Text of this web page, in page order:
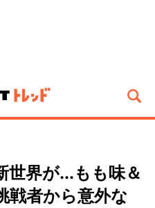
世界が...もも味＆
戦者から意外な